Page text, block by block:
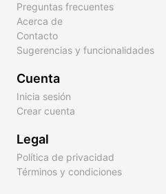
Preguntas frecuentes
Acerca de
Contacto
Sugerencias y funcionalidades
Cuenta
Inicia sesión
Crear cuenta
Legal
Política de privacidad
Términos y condiciones